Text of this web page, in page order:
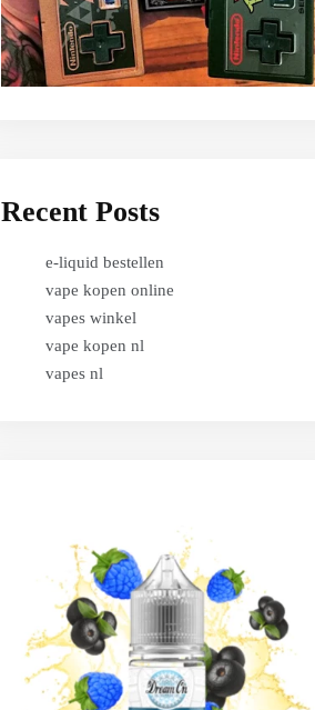
Recent Posts
e-liquid bestellen
vape kopen online
vapes winkel
vape kopen nl
vapes nl